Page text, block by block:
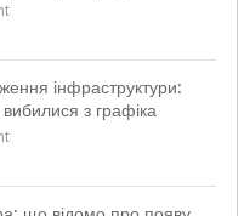
інфраструктури:
з графіка